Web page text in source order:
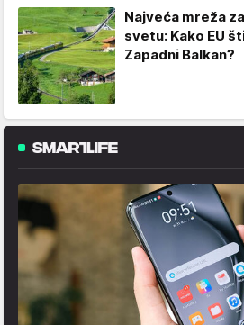
Najveća mreža
svetu: Kako EU
Zapadni Balkan?